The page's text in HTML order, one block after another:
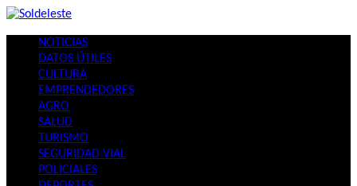
Skip
contentNOTICIAS
DATOS ÚTILES
CULTURA
EMPRENDEDORES
AGRO
SALUD
TURISMO
SEGURIDAD VIAL
POLICIALES